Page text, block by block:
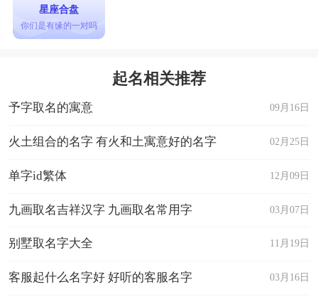
星座合盘
你们是有缘的一对吗
起名相关推荐
09月16日
予字取名的寓意
02月25日
火土组合的名字 有火和土寓意好的名字
12月09日
单字id繁体
03月07日
九画取名吉祥汉字 九画取名常用字
11月19日
别墅取名字大全
03月16日
客服起什么名字好 好听的客服名字